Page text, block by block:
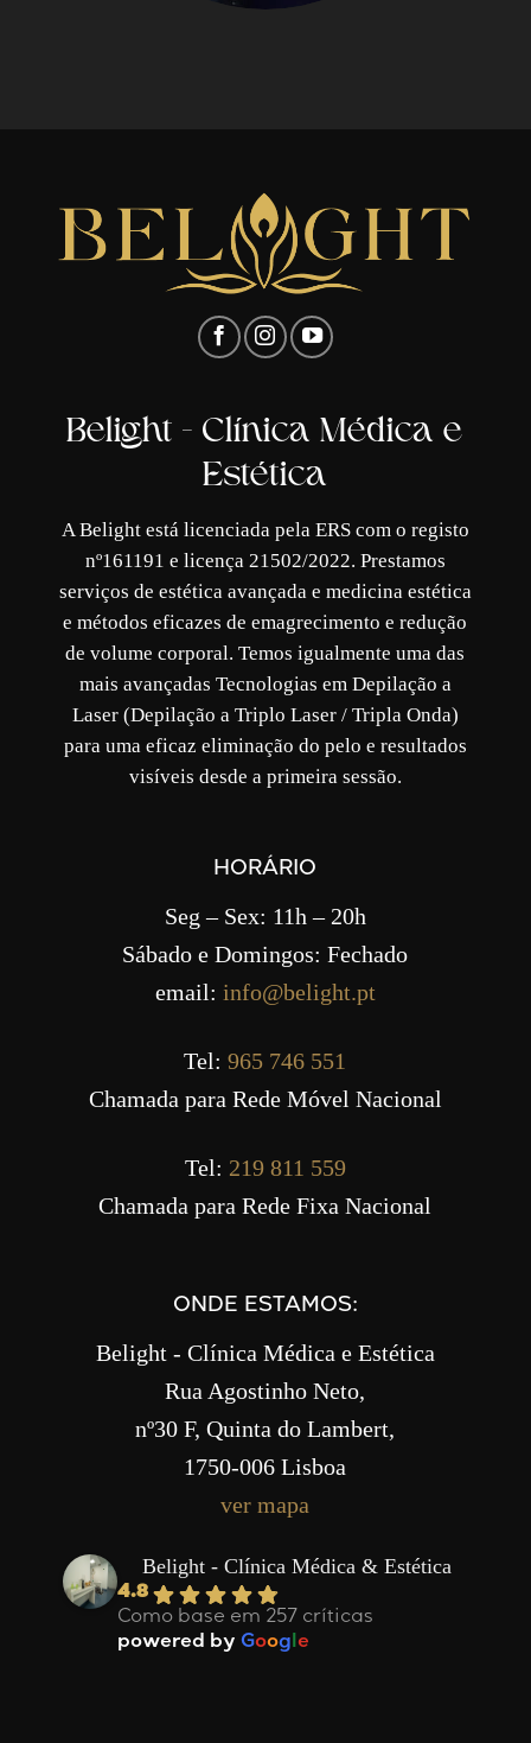
Belight - Clínica Médica e
Estética
A Belight está licenciada pela ERS com o registo
nº161191 e licença 21502/2022. Prestamos
serviços de estética avançada e medicina estética
e métodos eficazes de emagrecimento e redução
de volume corporal. Temos igualmente uma das
mais avançadas Tecnologias em Depilação a
Laser (Depilação a Triplo Laser / Tripla Onda)
para uma eficaz eliminação do pelo e resultados
visíveis desde a primeira sessão.
HORÁRIO
Seg – Sex: 11h – 20h
Sábado e Domingos: Fechado
email: info@belight.pt
Tel:965 746 551
Chamada para Rede Móvel Nacional
Tel: 219 811 559
Chamada para Rede Fixa Nacional
ONDE ESTAMOS:
Belight - Clínica Médica e Estética
Rua Agostinho Neto,
nº30 F, Quinta do Lambert,
1750-006 Lisboa
ver mapa
Belight - Clínica Médica & Estética
4.8
Como base em 257 críticas
powered by Google